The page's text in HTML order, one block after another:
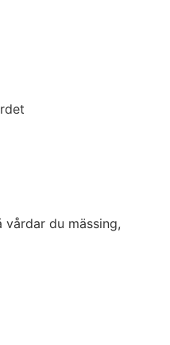
du mässing,